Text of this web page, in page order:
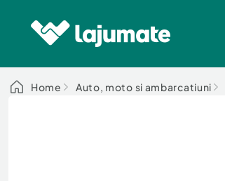
Home Auto, moto si ambarcatiuni